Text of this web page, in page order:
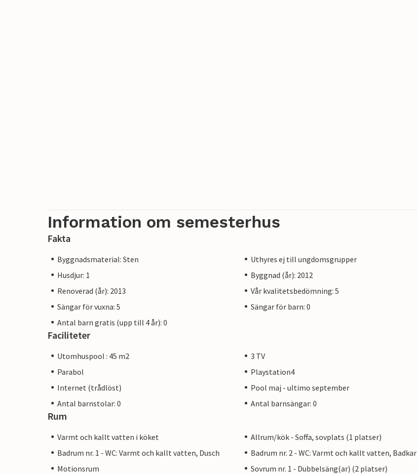
Information om semesterhus
Fakta
Byggnadsmaterial: Sten
Uthyres ej till ungdomsgrupper
Husdjur: 1
Byggnad (år): 2012
Renoverad (år): 2013
Vår kvalitetsbedömning: 5
Sängar för vuxna: 5
Sängar för barn: 0
Antal barn gratis (upp till 4 år): 0
Faciliteter
Utomhuspool : 45 m2
3 TV
Parabol
Playstation4
Internet (trådlöst)
Pool maj - ultimo september
Antal barnstolar: 0
Antal barnsängar: 0
Rum
Varmt och kallt vatten i köket
Allrum/kök - Soffa, sovplats (1 platser)
Badrum nr. 1 - WC: Varmt och kallt vatten, Dusch
Badrum nr. 2 - WC: Varmt och kallt vatten, Badkar
Motionsrum
Sovrum nr. 1 - Dubbelsäng(ar) (2 platser)